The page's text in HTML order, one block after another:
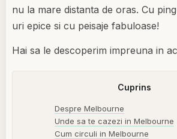
nu la mare distanta de oras. Cu
uri epice si cu peisaje fabuloase!
Hai sa le descoperim impreuna in
Cuprins
Despre Melbourne
Unde sa te cazezi in Melbourne
Cum circuli in Melbourne